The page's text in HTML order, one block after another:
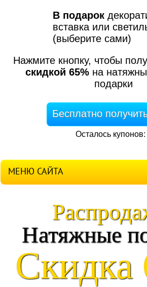
В подарок
вставка или
(выберите сами)
Нажмите кнопку, чтобы
скидкой 65%на
подарки
Бесплатно
Осталось купонов:
МЕНЮ САЙТА
Натяжные
Скидка